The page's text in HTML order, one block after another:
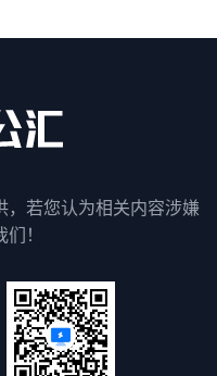
，若您认为相关内容涉嫌
！